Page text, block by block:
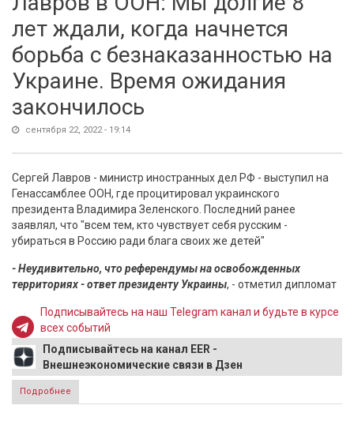
лет ждали, когда начнется
борьба с безнаказанностью на
Украине. Время ожидания
закончилось
сентября 22, 2022 - 19:14
Сергей Лавров - министр иностранных дел РФ - выступил на
Генассамблее ООН, где процитировал украинского
президента Владимира Зеленского. Последний ранее
заявлял, что "всем тем, кто чувствует себя русским -
убираться в Россию ради блага своих же детей"
- Неудивительно, что референдумы на освобожденных
территориях - ответ президенту Украины, - отметил дипломат
Подписывайтесь на наш Telegram канал и будьте в курсе
всех событий
Подписывайтесь на канал EER -
Внешнеэкономические связи в Дзен
Подробнее
борьба с безнаказанностью на Украине. Время ожидания